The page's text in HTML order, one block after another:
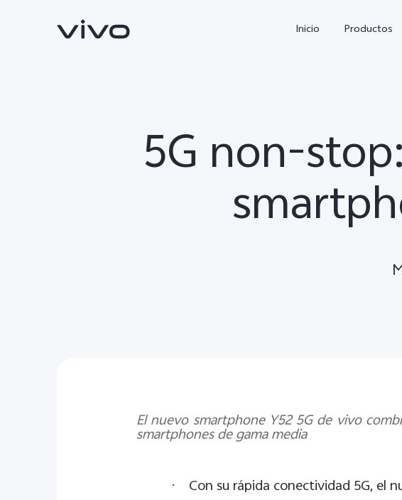
Inicio Productos
5G non-
El nuevo smartphone Y52 5G de vivo
smartphones de gama media
·
Con su rápida conectividad 5G, el